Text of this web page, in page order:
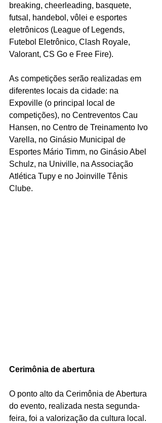
breaking, cheerleading, basquete,
futsal, handebol, vôlei e esportes
eletrônicos (League of Legends,
Futebol Eletrônico, Clash Royale,
Valorant, CS Go e Free Fire).
As competições serão realizadas em
diferentes locais da cidade: na
Expoville (o principal local de
competições), no Centreventos Cau
Hansen, no Centro de Treinamento Ivo
Varella, no Ginásio Municipal de
Esportes Mário Timm, no Ginásio Abel
Schulz, na Univille, na Associação
Atlética Tupy e no Joinville Tênis
Clube.
Cerimônia de abertura
O ponto alto da Cerimônia de Abertura
do evento, realizada nesta segunda-
feira, foi a valorização da cultura local.